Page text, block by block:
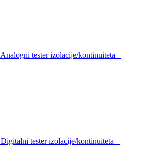
Analogni tester izolacije/kontinuiteta –
Digitalni tester izolacije/kontinuiteta –